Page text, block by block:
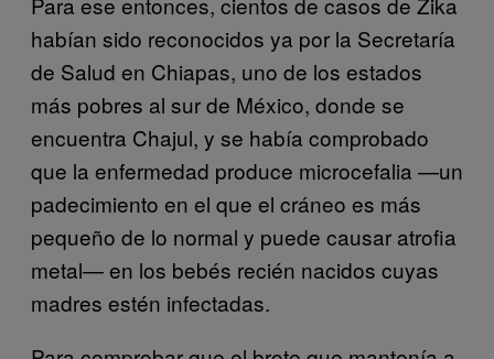
habían sido reconocidos ya por la Secretaría
de Salud en Chiapas, uno de los estados
más pobres al sur de México, donde se
encuentra Chajul, y se había comprobado
que la enfermedad produce microcefalia —un
padecimiento en el que el cráneo es más
pequeño de lo normal y puede causar atrofia
metal— en los bebés recién nacidos cuyas
madres estén infectadas.